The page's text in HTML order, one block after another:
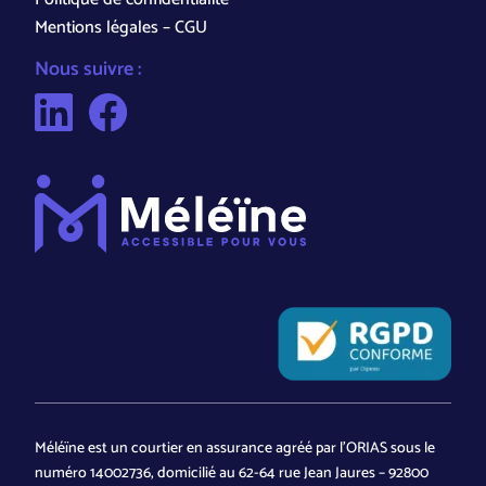
Mentions légales – CGU
Nous suivre :
Méléïne est un courtier en assurance agréé par l’ORIAS sous le
numéro 14002736, domicilié au 62-64 rue Jean Jaures – 92800